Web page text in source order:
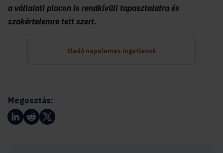
a vállalati piacon is rendkívüli tapasztalatra és
szakértelemre tett szert.
Eladó napelemes ingatlanok
Megosztás: